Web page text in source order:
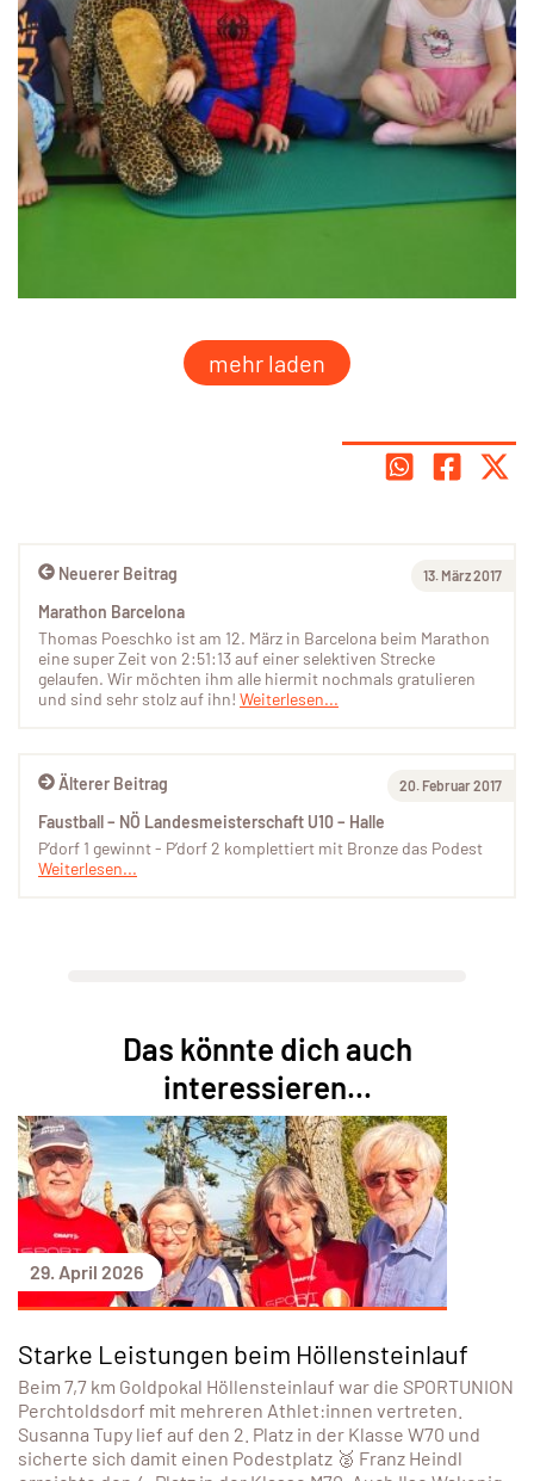
mehr laden
Älterer Beitrag 20. Februar 2017
Faustball – NÖ Landesmeisterschaft U10 – Halle
P’dorf 1 gewinnt - P’dorf 2 komplettiert mit Bronze das Podest
Weiterlesen...
Neuerer Beitrag 13. März 2017
Marathon Barcelona
Thomas Poeschko ist am 12. März in Barcelona beim Marathon
eine super Zeit von 2:51:13 auf einer selektiven Strecke
gelaufen. Wir möchten ihm alle hiermit nochmals gratulieren
und sind sehr stolz auf ihn! Weiterlesen...
Das könnte dich auch
interessieren...
29. April 2026
Starke Leistungen beim Höllensteinlauf
Beim 7,7 km Goldpokal Höllensteinlauf war die SPORTUNION
Perchtoldsdorf mit mehreren Athlet:innen vertreten.
Susanna Tupy lief auf den 2. Platz in der Klasse W70 und
sicherte sich damit einen Podestplatz 🥈 Franz Heindl